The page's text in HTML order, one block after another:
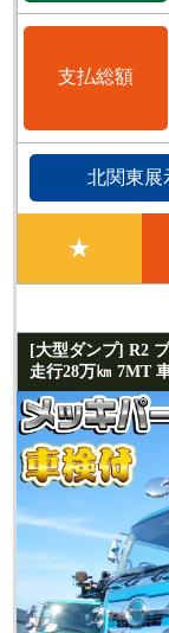
支払総額
北関東展
★
[大型ダンプ] R2
走行28万㎞ 7MT